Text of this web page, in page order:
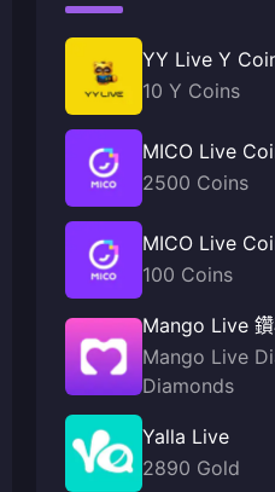
YY Live Y
10 Y Coins
MICO Live
2500 Coins
MICO Live
100 Coins
Mango Live
Mango Live
Diamonds
Yalla Live
2890 Gold